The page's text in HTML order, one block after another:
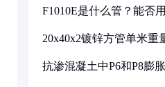
F1010E是什么管？能否
20x40x2镀锌方管单米重
抗渗混凝土中P6和P8膨